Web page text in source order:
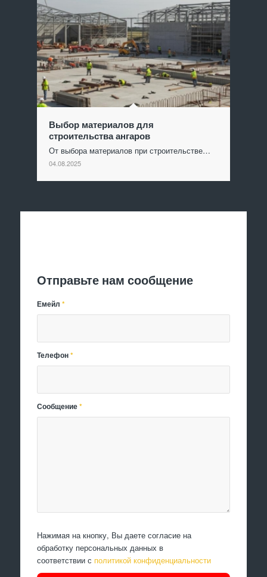
Выбор материалов для
строительства ангаров
От выбора материалов при строительстве…
04.08.2025
Отправьте нам сообщение
Емейл*
Телефон*
Сообщение*
Нажимая на кнопку, Вы даете согласие на
обработку персональных данных в
соответствии с политикой конфиденциальности